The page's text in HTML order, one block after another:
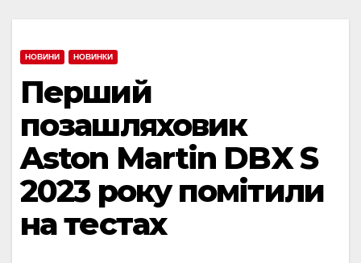
НОВИНИ НОВИНКИ
Перший
позашляховик
Aston Martin DBX S
2023 року помітили
на тестах